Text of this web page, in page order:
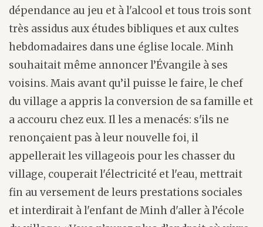
dépendance au jeu et à l'alcool et tous trois sont
très assidus aux études bibliques et aux cultes
hebdomadaires dans une église locale. Minh
souhaitait même annoncer l’Évangile à ses
voisins. Mais avant qu’il puisse le faire, le chef
du village a appris la conversion de sa famille et
a accouru chez eux. Il les a menacés: s'ils ne
renonçaient pas à leur nouvelle foi, il
appellerait les villageois pour les chasser du
village, couperait l'électricité et l'eau, mettrait
fin au versement de leurs prestations sociales
et interdirait à l'enfant de Minh d'aller à l’école